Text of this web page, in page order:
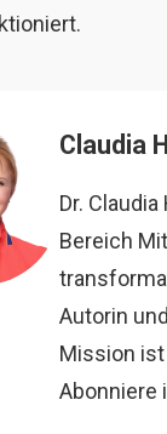
Claudia
Dr.
Bereich
Autorin
Mission
Abonniere